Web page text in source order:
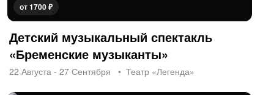
от 1700 ₽
Детский музыкальный спектакль
«Бременские музыканты»
22 Августа - 27 Сентября Театр «Легенда»